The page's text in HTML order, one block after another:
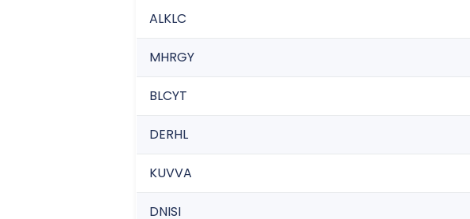
ALKLC
MHRGY
BLCYT
DERHL
KUVVA
DNISI